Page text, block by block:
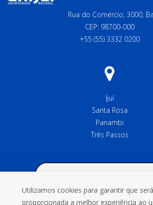
Rua do Comércio, 3000,
CEP: 98700-000
+55 (55) 3332 0200
Ijuí
Santa Rosa
Panambi
Três Passos
Utilizamos cookies para garantir que será
proporcionada a melhor experiência ao